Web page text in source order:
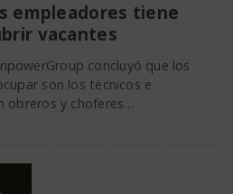
empleadores tiene
vacantes
concluyó que los
son los técnicos e
obreros y choferes…